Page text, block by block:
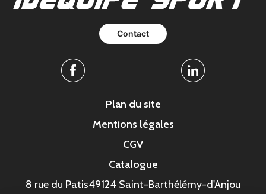
Contact
Facebook Linkedin
Plan du site
Mentions légales
CGV
Catalogue
8 rue du Patis49124 Saint-Barthélémy-d'Anjou